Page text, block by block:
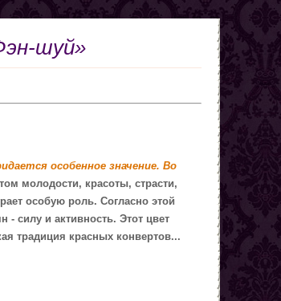
шуй»
особенное значение. Во
молодости, красоты, страсти,
особую роль. Согласно этой
- силу и активность. Этот цвет
традиция красных конвертов...